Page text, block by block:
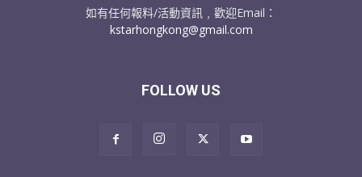
如有任何報料/活動資訊﹐歡迎Email：
kstarhongkong@gmail.com
FOLLOW US